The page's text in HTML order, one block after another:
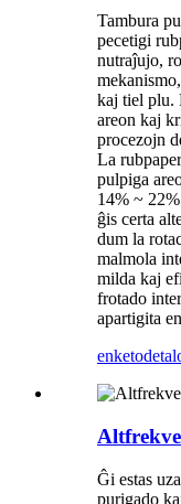
Tambura
pecetigi
nutraĵujo,
kaj tiel plu.
areon kaj
procezojn
La
pulpiga
14% ~
ĝis certa
dum la
malmola
milda kaj
frotado
apartigita
enketo
Ĝi estas
purigado